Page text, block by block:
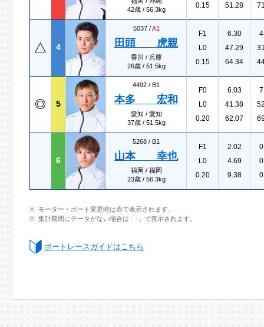
42歳 / 56.3kg
0.15
51.28
4
5037 /A1
田頭 虎親
香川 / 兵庫
26歳 / 51.5kg
F1
L0
0.15
6.30
47.29
64.34
5
4492 / B1
本多 宏和
愛知 / 愛知
37歳 / 51.5kg
F0
L0
0.20
6.03
41.38
62.07
6
5268 / B1
山本 幸也
福岡 / 福岡
23歳 / 56.3kg
F1
L0
0.20
2.02
4.69
9.38
モーター・ボート変更時は赤で表示されます。
集計期間にデータがない場合は「-」で表示されます。
ボートレースガイドはこちら